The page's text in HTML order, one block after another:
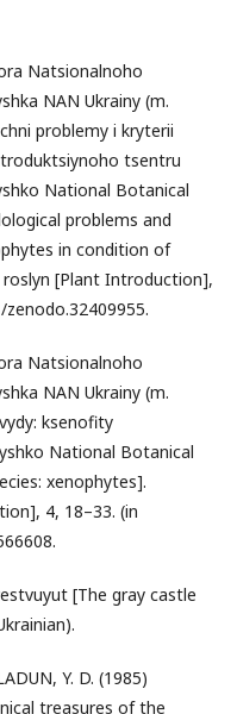
Natsionalnoho
NAN Ukrainy (m.
problemy i kryterii
tsentru
National Botanical
problems and
in condition of
[Plant Introduction],
zenodo.32409955.
Natsionalnoho
NAN Ukrainy (m.
ksenofity
National Botanical
xenophytes].
4, 18–33. (in
[The gray castle
Y. D. (1985)
treasures of the